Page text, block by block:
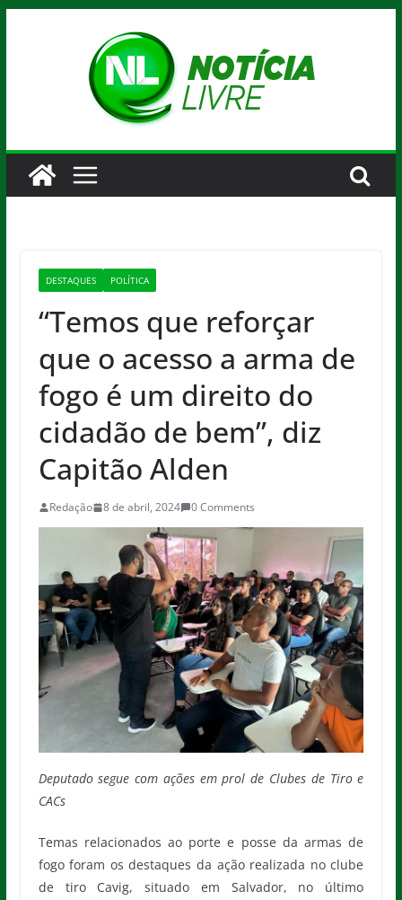
DESTAQUES POLÍTICA
“Temos que reforçar
que o acesso a arma de
fogo é um direito do
cidadão de bem”, diz
Capitão Alden
Redação 8 de abril, 2024 0 Comments
Deputado segue com ações em prol de Clubes de Tiro e
CACs
Temas relacionados ao porte e posse da armas de
fogo foram os destaques da ação realizada no clube
de tiro Cavig, situado em Salvador, no último